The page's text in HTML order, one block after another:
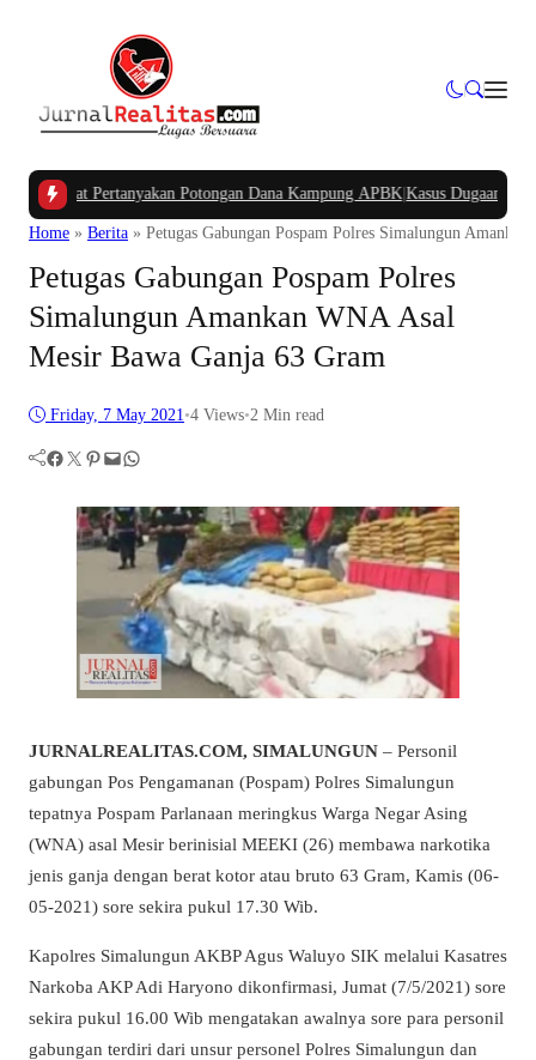
Barat Pertanyakan Potongan Dana Kampung APBK|Kasus Dugaan
Home » Berita » Petugas Gabungan Pospam Polres Simalungun
Petugas Gabungan Pospam Polres
Simalungun Amankan WNA Asal
Mesir Bawa Ganja 63 Gram
Friday, 7 May 2021•4 Views•2 Min read
Facebook Twitter Pinterest Mail WhatsApp
JURNALREALITAS.COM, SIMALUNGUN – Personil
gabungan Pos Pengamanan (Pospam) Polres Simalungun
tepatnya Pospam Parlanaan meringkus Warga Negar Asing
(WNA) asal Mesir berinisial MEEKI (26) membawa narkotika
jenis ganja dengan berat kotor atau bruto 63 Gram, Kamis (06-
05-2021) sore sekira pukul 17.30 Wib.
Kapolres Simalungun AKBP Agus Waluyo SIK melalui Kasatres
Narkoba AKP Adi Haryono dikonfirmasi, Jumat (7/5/2021) sore
sekira pukul 16.00 Wib mengatakan awalnya sore para personil
gabungan terdiri dari unsur personel Polres Simalungun dan